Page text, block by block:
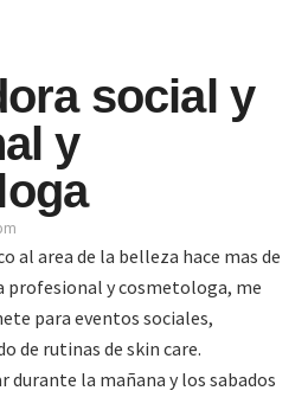
social y
y
al area de la belleza hace mas de
profesional y cosmetologa, me
para eventos sociales,
de rutinas de skin care.
durante la mañana y los sabados